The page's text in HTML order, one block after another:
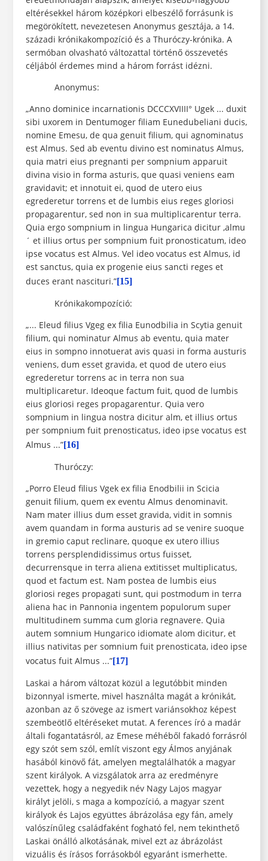
eltérésekkel három középkori elbeszélő forrásunk is
megörökített, nevezetesen Anonymus gesztája, a 14.
századi krónikakompozíció és a Thuróczy-krónika. A
sermóban olvasható változattal történő összevetés
céljából érdemes mind a három forrást idézni.
Anonymus:
„Anno dominice incarnationis DCCCXVIIII° Ugek ... duxit
sibi uxorem in Dentumoger filiam Eunedubeliani ducis,
nomine Emesu, de qua genuit filium, qui agnominatus
est Almus. Sed ab eventu divino est nominatus Almus,
quia matri eius pregnanti per sompnium apparuit
divina visio in forma asturis, que quasi veniens eam
gravidavit; et innotuit ei, quod de utero eius
egrederetur torrens et de lumbis eius reges gloriosi
propagarentur, sed non in sua multiplicarentur terra.
Quia ergo sompnium in lingua Hungarica dicitur ‚almu
´ et illius ortus per sompnium fuit pronosticatum, ideo
ipse vocatus est Almus. Vel ideo vocatus est Almus, id
est sanctus, quia ex progenie eius sancti reges et
duces erant nascituri.”[15]
Krónikakompozíció:
„... Eleud filius Vgeg ex filia Eunodbilia in Scytia genuit
filium, qui nominatur Almus ab eventu, quia mater
eius in sompno innotuerat avis quasi in forma austuris
veniens, dum esset gravida, et quod de utero eius
egrederetur torrens ac in terra non sua
multiplicaretur. Ideoque factum fuit, quod de lumbis
eius gloriosi reges propagarentur. Quia vero
sompnium in lingua nostra dicitur alm, et illius ortus
per sompnium fuit prenosticatus, ideo ipse vocatus est
Almus ...”[16]
Thuróczy:
„Porro Eleud filius Vgek ex filia Enodbilii in Scicia
genuit filium, quem ex eventu Almus denominavit.
Nam mater illius dum esset gravida, vidit in somnis
avem quandam in forma austuris ad se venire suoque
in gremio caput reclinare, quoque ex utero illius
torrens persplendidissimus ortus fuisset,
decurrensque in terra aliena extitisset multiplicatus,
quod et factum est. Nam postea de lumbis eius
gloriosi reges propagati sunt, qui postmodum in terra
aliena hac in Pannonia ingentem populorum super
multitudinem summa cum gloria regnavere. Quia
autem somnium Hungarico idiomate alom dicitur, et
illius nativitas per somnium fuit prenosticata, ideo ipse
vocatus fuit Almus ...”[17]
Laskai a három változat közül a legutóbbit minden
bizonnyal ismerte, mivel használta magát a krónikát,
azonban az ő szövege az ismert variánsokhoz képest
szembeötlő eltéréseket mutat. A ferences író a madár
általi fogantatásról, az Emese méhéből fakadó forrásról
egy szót sem szól, említ viszont egy Álmos anyjának
hasából kinövő fát, amelyen megtalálhatók a magyar
szent királyok. A vizsgálatok arra az eredményre
vezettek, hogy a negyedik név Nagy Lajos magyar
királyt jelöli, s maga a kompozíció, a magyar szent
királyok és Lajos együttes ábrázolása egy fán, amely
valószínűleg családfaként fogható fel, nem tekinthető
Laskai önálló alkotásának, mivel ezt az ábrázolást
vizuális és írásos forrásokból egyaránt ismerhette.